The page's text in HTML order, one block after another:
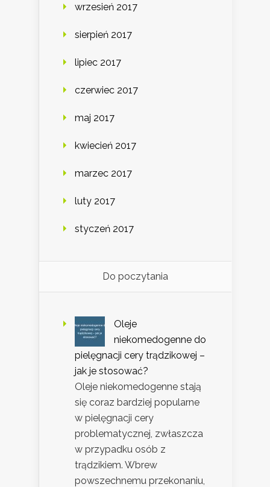
wrzesień 2017
sierpień 2017
lipiec 2017
czerwiec 2017
maj 2017
kwiecień 2017
marzec 2017
luty 2017
styczeń 2017
Do poczytania
Oleje
niekomedogenne do
pielęgnacji cery trądzikowej –
jak je stosować?
Oleje niekomedogenne stają
się coraz bardziej popularne
w pielęgnacji cery
problematycznej, zwłaszcza
w przypadku osób z
trądzikiem. Wbrew
powszechnemu przekonaniu,